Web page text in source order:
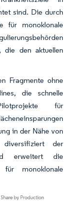
sind. Die durch
für monoklonale
die den aktuellen
Fragmente ohne
die schnelle
für
in der Nähe von
diversifiziert der
erweitert die
monoklonale